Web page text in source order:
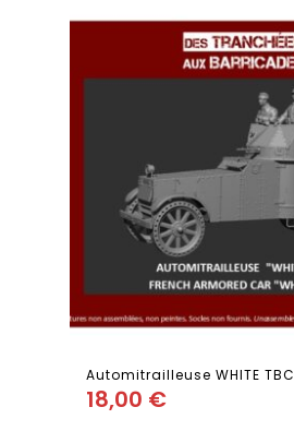
Automitrailleuse WHITE TBC
18,00 €